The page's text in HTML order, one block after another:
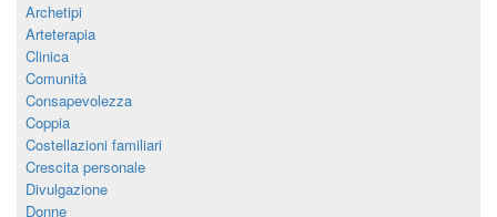
Archetipi
Arteterapia
Clinica
Comunità
Consapevolezza
Coppia
Costellazioni familiari
Crescita personale
Divulgazione
Donne